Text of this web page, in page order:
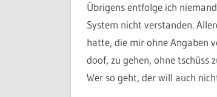
Übrigens entfolge ich
System nicht verstanden.
hatte, die mir ohne Angaben
doof, zu gehen, ohne tschüss
Wer so geht, der will auch